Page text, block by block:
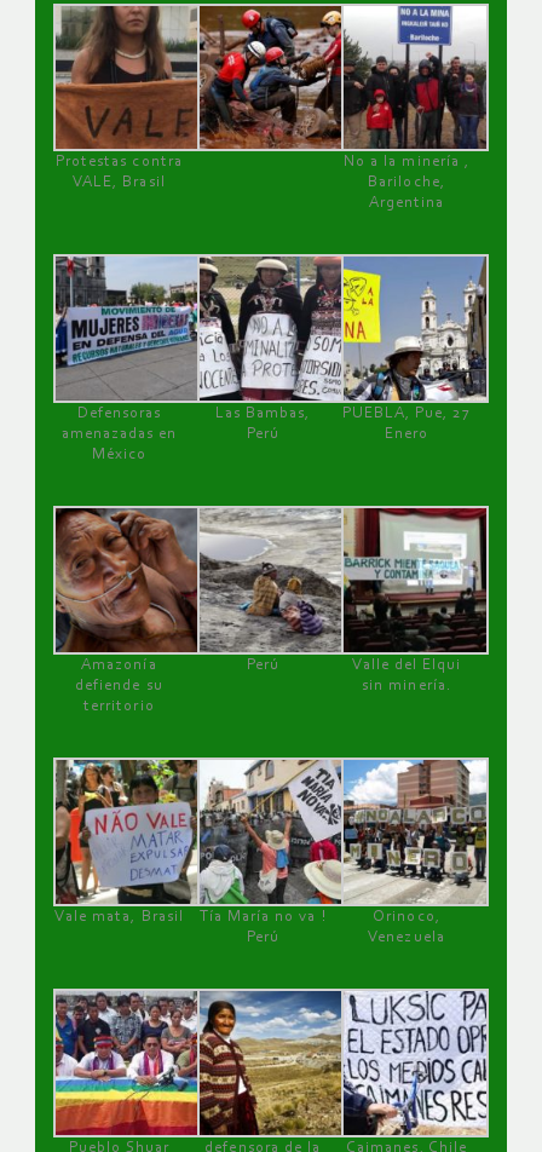
Protestas contra
VALE, Brasil
No a la minería ,
Bariloche,
Argentina
Defensoras
amenazadas en
México
Las Bambas,
Perú
PUEBLA, Pue, 27
Enero
Amazonía
defiende su
territorio
Perú
Valle del Elqui
sin minería.
Vale mata, Brasil
Tía María no va !
Perú
Orinoco,
Venezuela
Pueblo Shuar defensora de la Caimanes, Chile